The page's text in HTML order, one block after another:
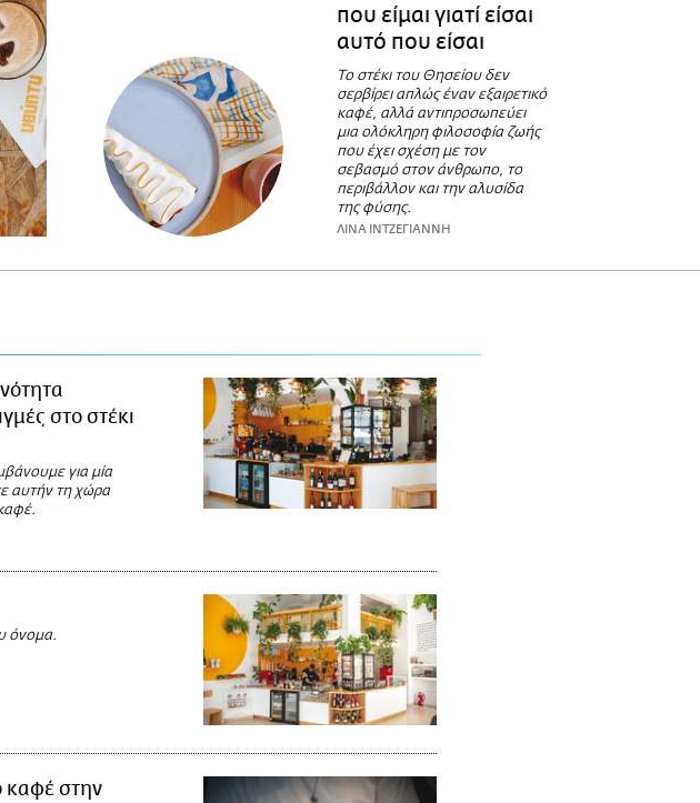
που είμαι γιατί είσαι
αυτό που είσαι
Το στέκι του Θησείου δεν
σερβίρει απλώς έναν εξαιρετικό
καφέ, αλλά αντιπροσωπεύει
μια ολόκληρη φιλοσοφία ζωής
που έχει σχέση με τον
σεβασμό στον άνθρωπο, το
περιβάλλον και την αλυσίδα
της φύσης.
ΛΙΝΑ ΙΝΤΖΕΓΙΑΝΝΗ
στο στέκι
για μία
αυτήν τη χώρα
όνομα.
καφέ στην